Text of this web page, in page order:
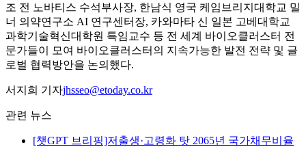
조 전 노바티스 수석부사장, 한남식 영국 케임브리지대학교 밀
너 의약연구소 AI 연구센터장, 카와마타 신 일본 고베대학교
과학기술혁신대학원 특임교수 등 전 세계 바이오클러스터 전
문가들이 모여 바이오클러스터의 지속가능한 발전 전략 및 글
로벌 협력방안을 논의했다.
서지희 기자jhsseo@etoday.co.kr
관련 뉴스
[챗GPT 브리핑]저출생·고령화 탓 2065년 국가채무비율